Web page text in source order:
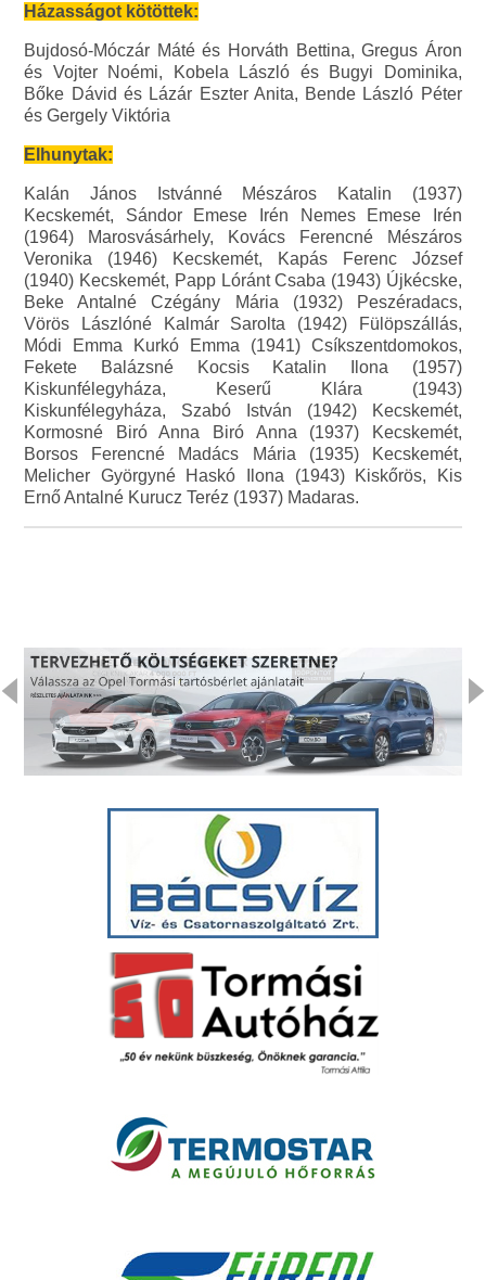
Házasságot kötöttek:
Bujdosó-Móczár Máté és Horváth Bettina, Gregus Áron
és Vojter Noémi, Kobela László és Bugyi Dominika,
Bőke Dávid és Lázár Eszter Anita, Bende László Péter
és Gergely Viktória
Elhunytak:
Kalán János Istvánné Mészáros Katalin (1937)
Kecskemét, Sándor Emese Irén Nemes Emese Irén
(1964) Marosvásárhely, Kovács Ferencné Mészáros
Veronika (1946) Kecskemét, Kapás Ferenc József
(1940) Kecskemét, Papp Lóránt Csaba (1943) Újkécske,
Beke Antalné Czégány Mária (1932) Peszéradacs,
Vörös Lászlóné Kalmár Sarolta (1942) Fülöpszállás,
Módi Emma Kurkó Emma (1941) Csíkszentdomokos,
Fekete Balázsné Kocsis Katalin Ilona (1957)
Kiskunfélegyháza, Keserű Klára (1943)
Kiskunfélegyháza, Szabó István (1942) Kecskemét,
Kormosné Biró Anna Biró Anna (1937) Kecskemét,
Borsos Ferencné Madács Mária (1935) Kecskemét,
Melicher Györgyné Haskó Ilona (1943) Kiskőrös, Kis
Ernő Antalné Kurucz Teréz (1937) Madaras.